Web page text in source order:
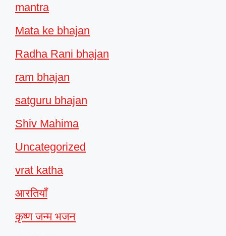
mantra
Mata ke bhajan
Radha Rani bhajan
ram bhajan
satguru bhajan
Shiv Mahima
Uncategorized
vrat katha
आरतियाँ
कृष्ण जन्म भजन